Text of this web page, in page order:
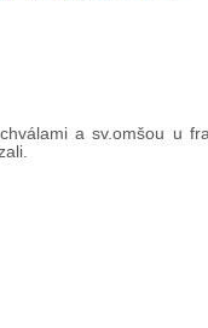
a sv.omšou u